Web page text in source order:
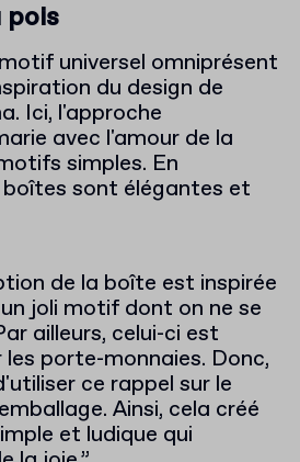
pois
universel omniprésent
du design de
Ici, l'approche
avec l'amour de la
simples. En
boîtes sont élégantes et
de la boîte est inspirée
joli motif dont on ne se
ailleurs, celui-ci est
porte-monnaies. Donc,
ce rappel sur le
Ainsi, cela créé
et ludique qui